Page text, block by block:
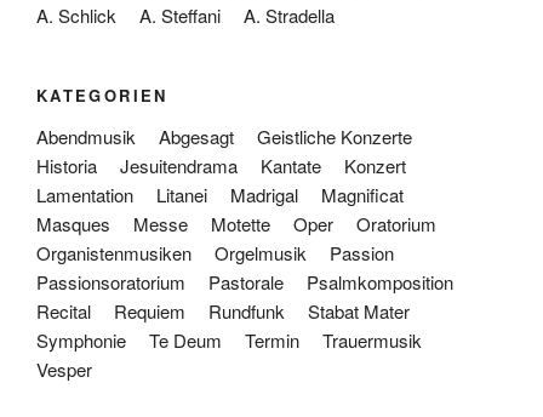
A. Schlick
A. Steffani A. Stradella
KATEGORIEN
Abendmusik Abgesagt
Geistliche Konzerte
Historia
Jesuitendrama Kantate
Konzert
Lamentation
Litanei Madrigal
Magnificat
Masques
Messe Motette Oper
Oratorium
Organistenmusiken
Orgelmusik
Passion
Passionsoratorium
Pastorale
Psalmkomposition
Recital
Requiem Rundfunk
Stabat Mater
Symphonie
Te Deum Termin
Trauermusik
Vesper